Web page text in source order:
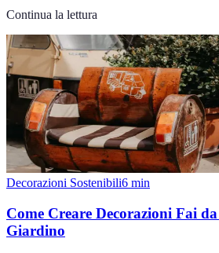
Continua la lettura
Decorazioni Sostenibili6 min
Come Creare Decorazioni Fai
Giardino